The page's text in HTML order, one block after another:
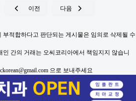
이전 다음
적합하다고 판단되는 게시물은 임의로 삭제될 수
간의 거래는 오씨코리아에서 책임지지 않습니
으로 보내주세요